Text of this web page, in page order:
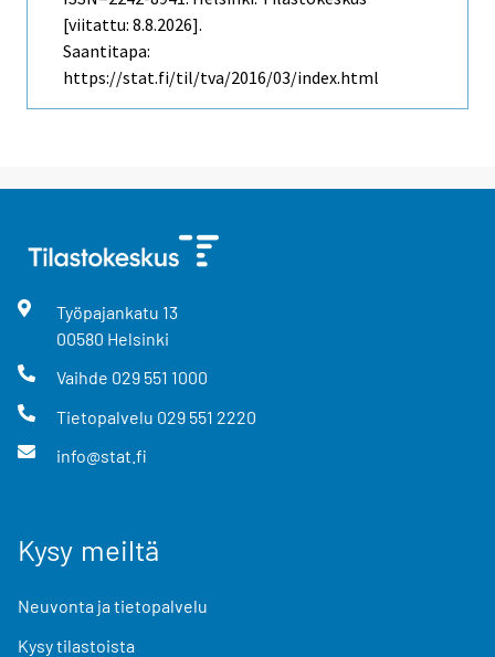
[viitattu: 8.8.2026].
Saantitapa:
https://stat.fi/til/tva/2016/03/index.html
Työpajankatu 13
00580 Helsinki
Vaihde 029 551 1000
Tietopalvelu 029 551 2220
info@stat.fi
Kysy meiltä
Neuvonta ja tietopalvelu
Kysy tilastoista